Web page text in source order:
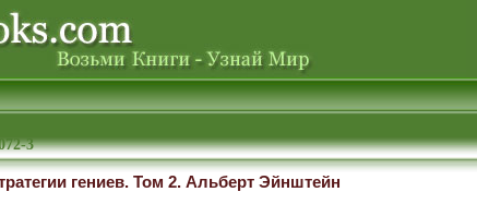
3
гениев. Том 2. Альберт Эйнштейн